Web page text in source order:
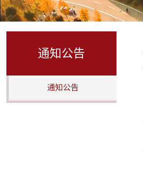
通知公告
通知公告